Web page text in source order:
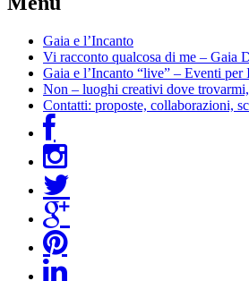
Gaia e l’Incanto
Vi racconto qualcosa di me – Gaia
Gaia e l’Incanto “live” – Eventi per
Non – luoghi creativi dove
Contatti: proposte, collaborazioni,